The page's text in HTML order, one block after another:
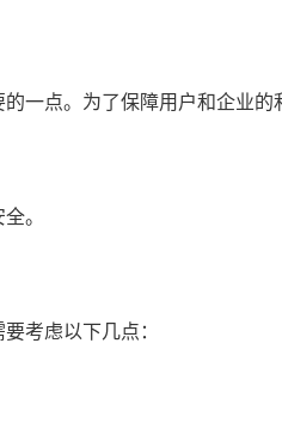
一点。为了保障用户和企业的
。
考虑以下几点：